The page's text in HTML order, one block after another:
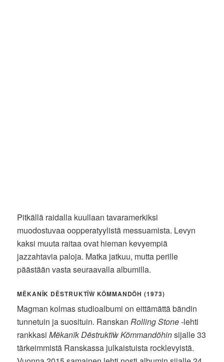
Pitkällä raidalla kuullaan tavaramerkiksi
muodostuvaa oopperatyylistä messuamista. Levyn
kaksi muuta raitaa ovat hieman kevyempiä
jazzahtavia paloja. Matka jatkuu, mutta perille
päästään vasta seuraavalla albumilla.
MËKANÏK DËSTRUKTÏẀ KÖMMANDÖH (1973)
Magman kolmas studioalbumi on eittämättä bändin
tunnetuin ja suosituin. RanskanRolling Stone-lehti
rankkasiMëkanïk Dëstruktïẁ Kömmandöhinsijalle 33
tärkeimmistä Ranskassa julkaistuista rocklevyistä.